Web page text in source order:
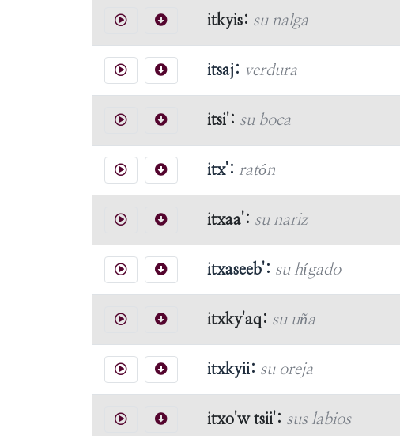
itkyis: su nalga
itsaj: verdura
itsi': su boca
itx': ratón
itxaa': su nariz
itxaseeb': su hígado
itxky'aq: su uña
itxkyii: su oreja
itxo'w tsii': sus labios